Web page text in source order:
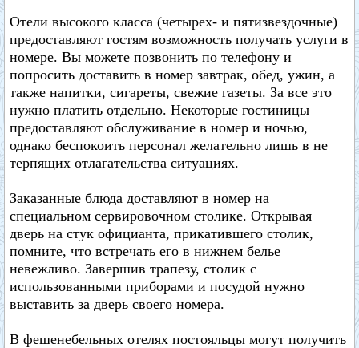
Отели высокого класса (четырех- и пятизвездочные)
предоставляют гостям возможность получать услуги в
номере. Вы можете позвонить по телефону и
попросить доставить в номер завтрак, обед, ужин, а
также напитки, сигареты, свежие газеты. За все это
нужно платить отдельно. Некоторые гостиницы
предоставляют обслуживание в номер и ночью,
однако беспокоить персонал желательно лишь в не
терпящих отлагательства ситуациях.
Заказанные блюда доставляют в номер на
специальном сервировочном столике. Открывая
дверь на стук официанта, прикатившего столик,
помните, что встречать его в нижнем белье
невежливо. Завершив трапезу, столик с
использованными приборами и посудой нужно
выставить за дверь своего номера.
В фешенебельных отелях постояльцы могут получить